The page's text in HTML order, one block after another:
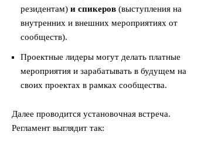
резидентам) и спикеров (выступления на
внутренних и внешних мероприятиях от
сообществ).
Проектные лидеры могут делать платные
мероприятия и зарабатывать в будущем на
своих проектах в рамках сообщества.
Далее проводится установочная встреча.
Регламент выглядит так: